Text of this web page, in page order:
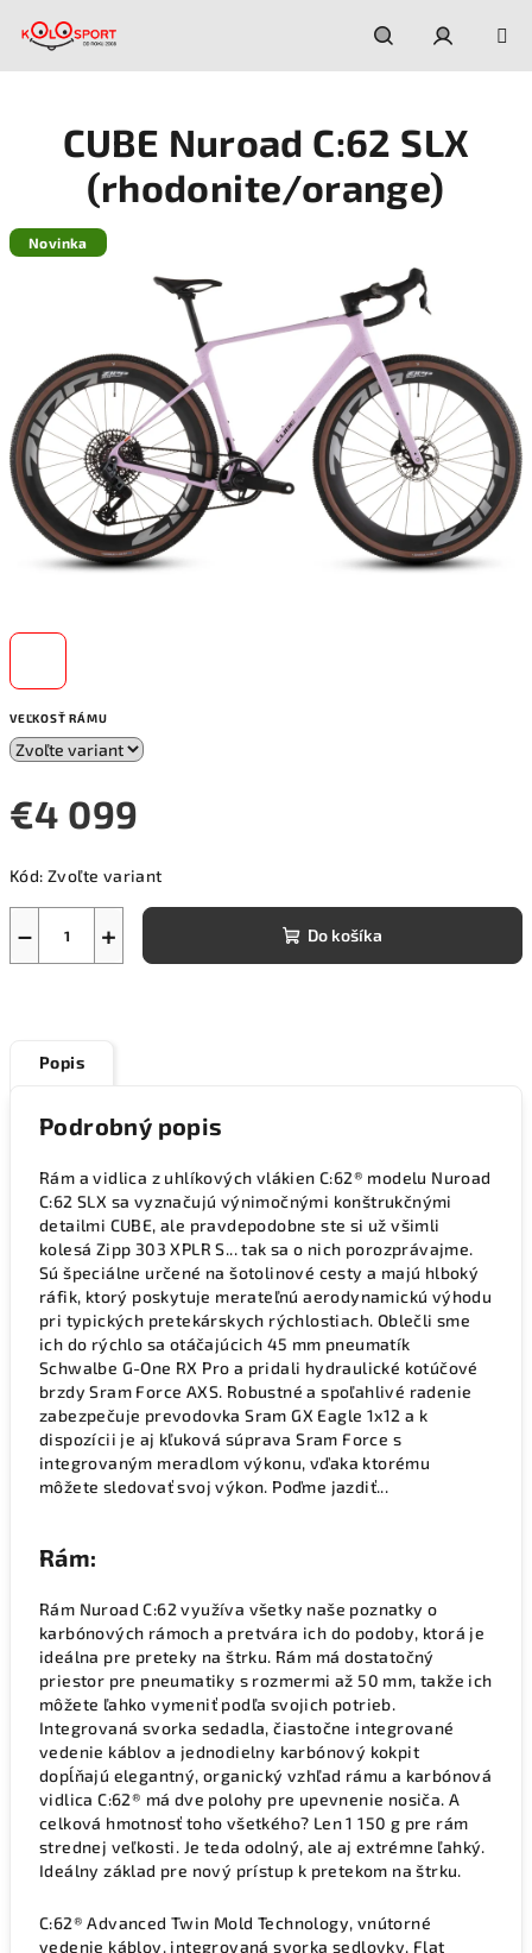
Hľadať
VEĽKOSŤ RÁMU
€4 099
cena:
Kód: Zvoľte variant
+
− Do košíka
CUBE Nuroad C:62 SLX
(rhodonite/orange)
Novinka
Popis
Podrobný popis
Rám a vidlica z uhlíkových vlákien C:62® modelu Nuroad
C:62 SLX sa vyznačujú výnimočnými konštrukčnými
detailmi CUBE, ale pravdepodobne ste si už všimli
kolesá Zipp 303 XPLR S... tak sa o nich porozprávajme.
Sú špeciálne určené na šotolinové cesty a majú hlboký
ráfik, ktorý poskytuje merateľnú aerodynamickú výhodu
pri typických pretekárskych rýchlostiach. Oblečli sme
ich do rýchlo sa otáčajúcich 45 mm pneumatík
Schwalbe G-One RX Pro a pridali hydraulické kotúčové
brzdy Sram Force AXS. Robustné a spoľahlivé radenie
zabezpečuje prevodovka Sram GX Eagle 1x12 a k
dispozícii je aj kľuková súprava Sram Force s
integrovaným meradlom výkonu, vďaka ktorému
môžete sledovať svoj výkon. Poďme jazdiť...
Rám:
Rám Nuroad C:62 využíva všetky naše poznatky o
karbónových rámoch a pretvára ich do podoby, ktorá je
ideálna pre preteky na štrku. Rám má dostatočný
priestor pre pneumatiky s rozmermi až 50 mm, takže ich
môžete ľahko vymeniť podľa svojich potrieb.
Integrovaná svorka sedadla, čiastočne integrované
vedenie káblov a jednodielny karbónový kokpit
dopĺňajú elegantný, organický vzhľad rámu a karbónová
vidlica C:62® má dve polohy pre upevnenie nosiča. A
celková hmotnosť toho všetkého? Len 1 150 g pre rám
strednej veľkosti. Je teda odolný, ale aj extrémne ľahký.
Ideálny základ pre nový prístup k pretekom na štrku.
C:62® Advanced Twin Mold Technology, vnútorné
vedenie káblov, integrovaná svorka sedlovky, Flat